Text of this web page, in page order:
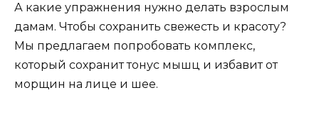
А какие упражнения нужно делать взрослым
дамам. Чтобы сохранить свежесть и красоту?
Мы предлагаем попробовать комплекс,
который сохранит тонус мышц и избавит от
морщин на лице и шее.